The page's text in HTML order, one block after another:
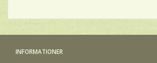
INFORMATIONER